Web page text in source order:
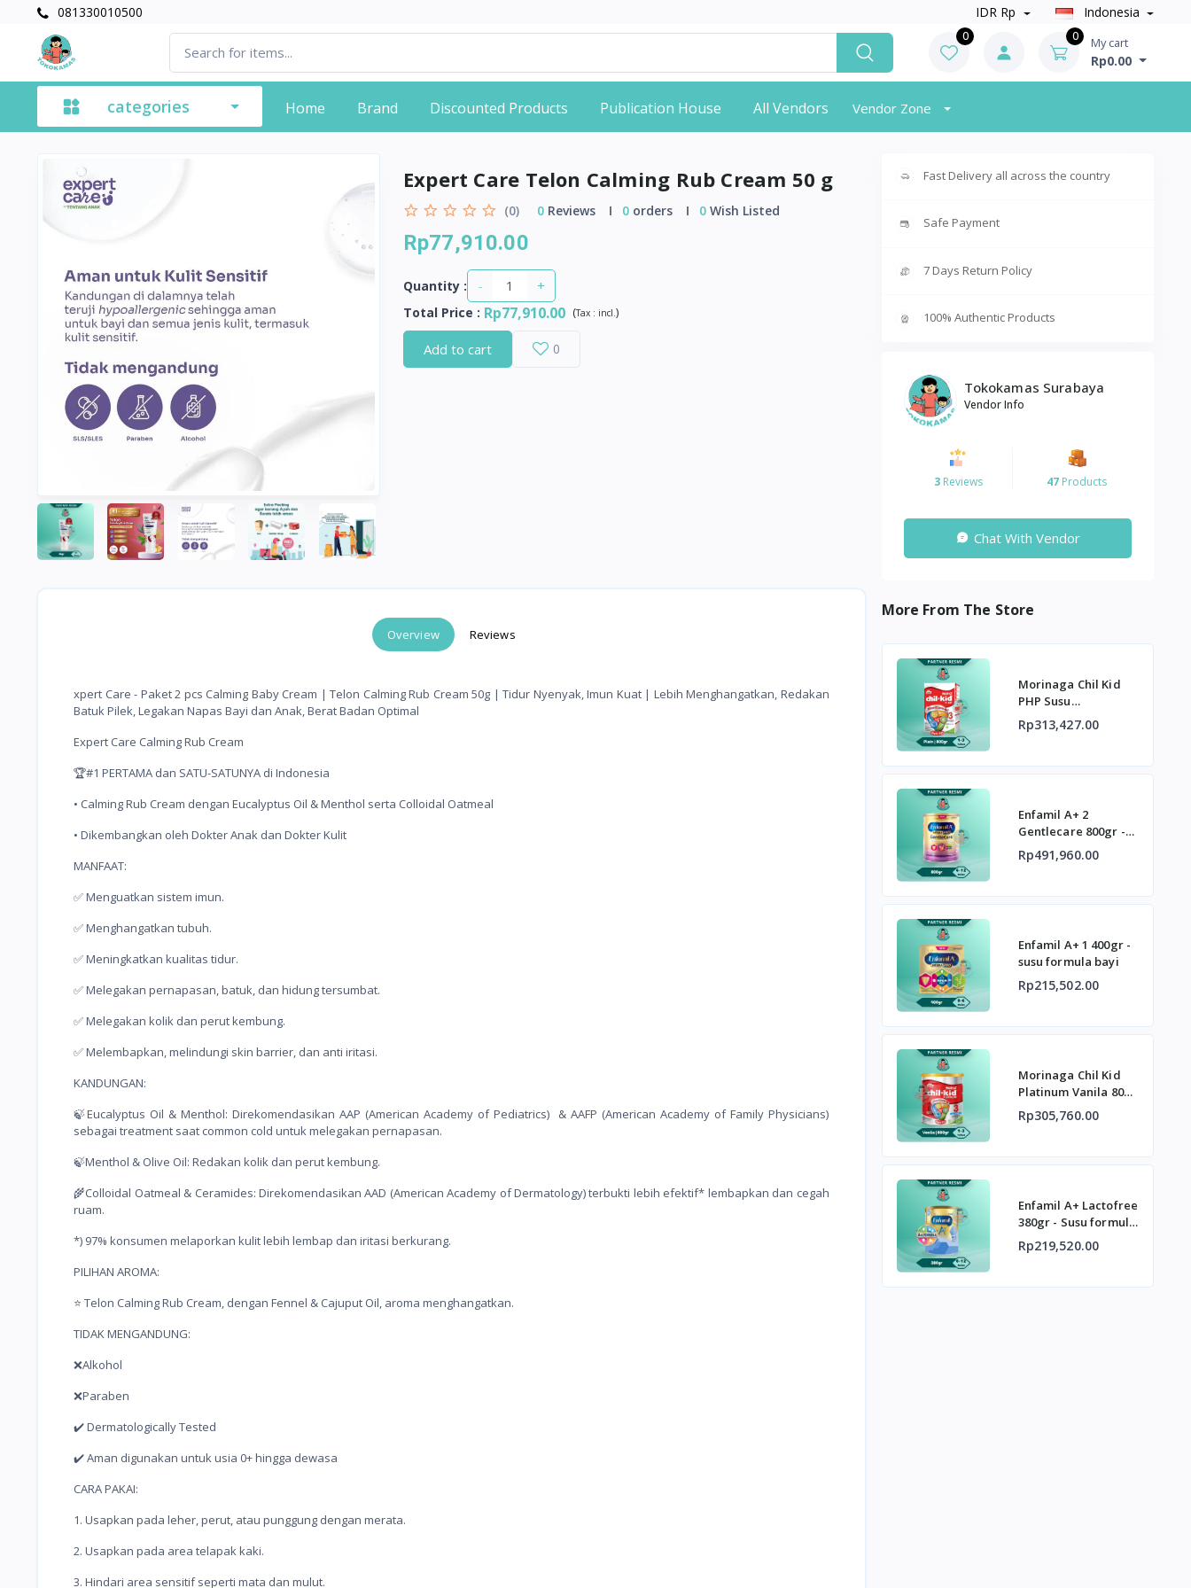
081330010500 IDR Rp Indonesia
0 0 My cart
Rp0.00
categories Home Brand Discounted Products Publication House All Vendors Vendor Zone
Expert Care Telon Calming Rub Cream 50 g
(0) 0Reviews 0orders 0Wish Listed
Rp77,910.00
Quantity : - +
Total Price : Rp77,910.00 (Tax : incl.)
Add to cart 0
Overview Reviews
xpert Care - Paket 2 pcs Calming Baby Cream | Telon Calming Rub Cream 50g | Tidur Nyenyak, Imun Kuat | Lebih Menghangatkan, Redakan
Batuk Pilek, Legakan Napas Bayi dan Anak, Berat Badan Optimal
Expert Care Calming Rub Cream
🏆#1 PERTAMA dan SATU-SATUNYA di Indonesia
• Calming Rub Cream dengan Eucalyptus Oil & Menthol serta Colloidal Oatmeal
• Dikembangkan oleh Dokter Anak dan Dokter Kulit
MANFAAT:
✅ Menguatkan sistem imun.
✅ Menghangatkan tubuh.
✅ Meningkatkan kualitas tidur.
✅ Melegakan pernapasan, batuk, dan hidung tersumbat.
✅ Melegakan kolik dan perut kembung.
✅ Melembapkan, melindungi skin barrier, dan anti iritasi.
KANDUNGAN:
🍃Eucalyptus Oil & Menthol: Direkomendasikan AAP (American Academy of Pediatrics) & AAFP (American Academy of Family Physicians)
sebagai treatment saat common cold untuk melegakan pernapasan.
🍃Menthol & Olive Oil: Redakan kolik dan perut kembung.
🌾Colloidal Oatmeal & Ceramides: Direkomendasikan AAD (American Academy of Dermatology) terbukti lebih efektif* lembapkan dan cegah
ruam.
*) 97% konsumen melaporkan kulit lebih lembap dan iritasi berkurang.
PILIHAN AROMA:
⭐️ Telon Calming Rub Cream, dengan Fennel & Cajuput Oil, aroma menghangatkan.
TIDAK MENGANDUNG:
❌Alkohol
❌Paraben
✔️ Dermatologically Tested
✔️ Aman digunakan untuk usia 0+ hingga dewasa
CARA PAKAI:
1. Usapkan pada leher, perut, atau punggung dengan merata.
2. Usapkan pada area telapak kaki.
3. Hindari area sensitif seperti mata dan mulut.
Fast Delivery all across the country
Safe Payment
7 Days Return Policy
100% Authentic Products
Tokokamas Surabaya
Vendor Info
3Reviews 47 Products
Chat With Vendor
More From The Store
Morinaga Chil Kid
PHP Susu
Pertumbuhan Anak
Usia 1-3 tahun 800g
Rp313,427.00
Enfamil A+ 2
Gentlecare 800gr -
Susu Formula Bayi
untuk Gangguan
Rp491,960.00
Enfamil A+ 1 400gr -
susu formula bayi
Rp215,502.00
Morinaga Chil Kid
Platinum Vanila 800g
Susu Formula
Pertumbuhan Anak
Rp305,760.00
Enfamil A+ Lactofree
380gr - Susu formula
bayi bebas lactosa
Rp219,520.00